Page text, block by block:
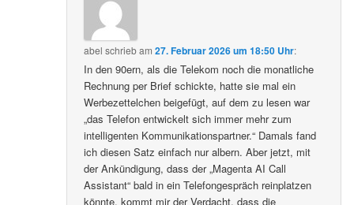
abel schriebam27. Februar 2026 um 18:50 Uhr:
In den 90ern, als die Telekom noch die monatliche
Rechnung per Brief schickte, hatte sie mal ein
Werbezettelchen beigefügt, auf dem zu lesen war
„das Telefon entwickelt sich immer mehr zum
intelligenten Kommunikationspartner.“ Damals fand
ich diesen Satz einfach nur albern. Aber jetzt, mit
der Ankündigung, dass der „Magenta AI Call
Assistant“ bald in ein Telefongespräch reinplatzen
könnte, kommt mir der Verdacht, dass die